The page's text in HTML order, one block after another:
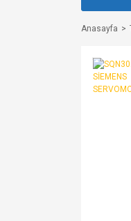
Anasayfa